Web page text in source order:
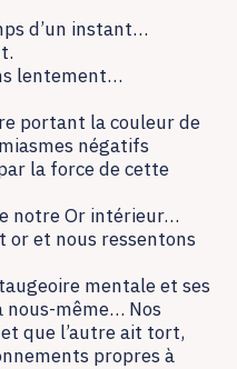
d’un instant…
lentement…
portant la couleur de
négatifs
la force de cette
notre Or intérieur…
or et nous ressentons
mentale et ses
même… Nos
que l’autre ait tort,
propres à